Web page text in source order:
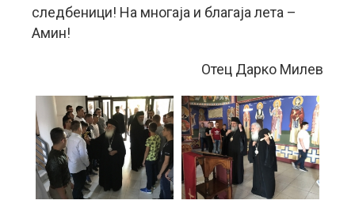
следбеници! На многаја и благаја лета –
Амин!
Отец Дарко Милев